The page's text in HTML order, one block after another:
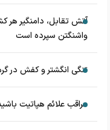
آتش تقابل، دامنگیر هر
واشنگتن سپرده است
تنگی انگشتر و کفش در
مراقب علائم هپاتیت